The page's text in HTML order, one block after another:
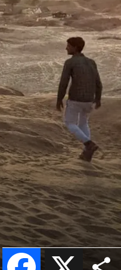
X
Facebook